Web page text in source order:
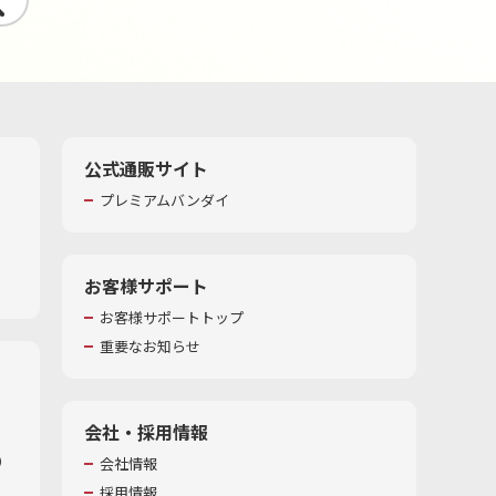
公式通販サイト
プレミアムバンダイ
お客様サポート
お客様サポートトップ
重要なお知らせ
会社・採用情報
会社情報